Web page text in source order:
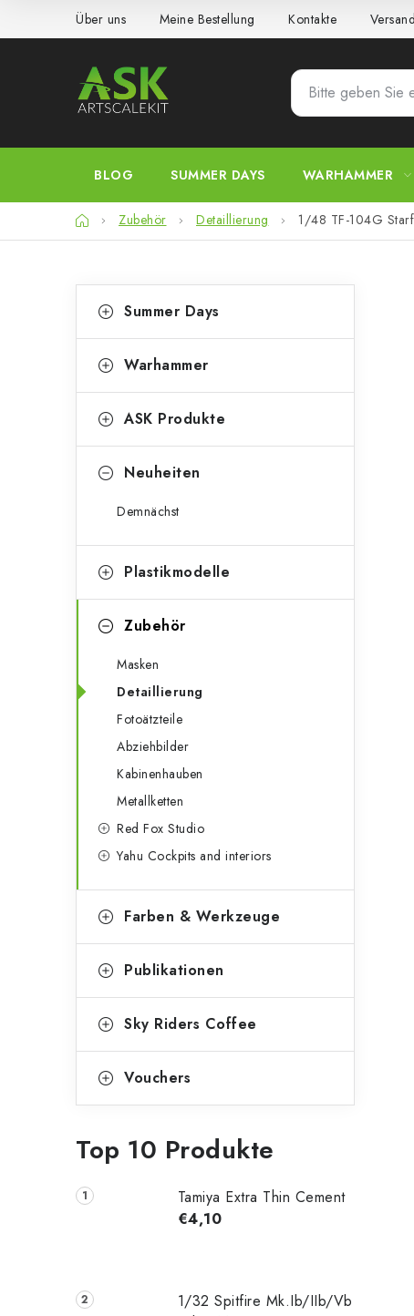
Über uns Meine Bestellung Kontakte
BLOG SUMMER DAYS WARHAMMER
StartseiteZubehör Detaillierung 1/48 TF-104G
e
t
e
e
s
e
überspringen
a
e
o
e
Summer Days
Warhammer
ASK Produkte
Neuheiten
Demnächst
Plastikmodelle
Zubehör
Masken
Detaillierung
Fotoätzteile
Abziehbilder
Kabinenhauben
Metallketten
Red Fox Studio
Yahu Cockpits and interiors
Farben & Werkzeuge
Publikationen
Sky Riders Coffee
Vouchers
Top 10 Produkte
Tamiya Extra Thin Cement
€4,10
1/32 Spitfire Mk.Ib/IIb/Vb